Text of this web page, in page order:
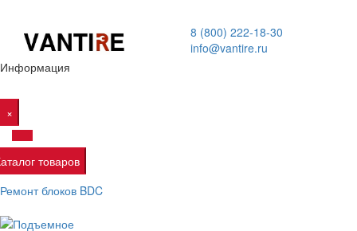
8 (800) 222-18-30
info@vantire.ru
Информация
×
товаров
Ремонт блоков BDC